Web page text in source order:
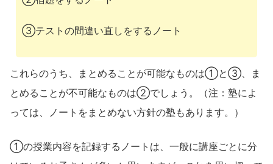
③テストの間違い直しをするノート
これらのうち、まとめることが可能なものは①と③、ま
とめることが不可能なものは②でしょう。（注：塾によ
っては、ノートをまとめない方針の塾もあります。）
①の授業内容を記録するノートは、一般に講座ごとに分